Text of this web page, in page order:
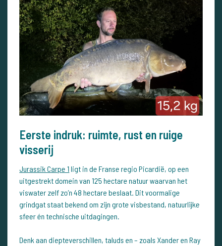
Eerste indruk: ruimte, rust en ruige
visserij
Jurassik Carpe 1 ligt in de Franse regio Picardië, op een
uitgestrekt domein van 125 hectare natuur waarvan het
viswater zelf zo’n 48 hectare beslaat. Dit voormalige
grindgat staat bekend om zijn grote visbestand, natuurlijke
sfeer én technische uitdagingen.
Denk aan diepteverschillen, taluds en – zoals Xander en Ray